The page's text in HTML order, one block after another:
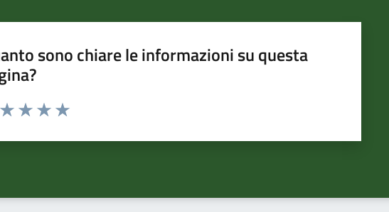
sono chiare le informazioni su questa
da 1 a 5 stelle la pagina